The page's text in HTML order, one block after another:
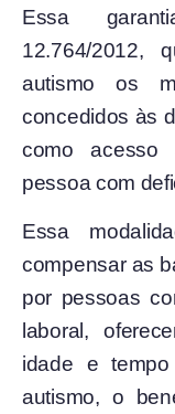
Essa
12.764/2012,
autismo os
concedidos às
como acesso
pessoa com
Essa
compensar as
por pessoas
laboral,
idade e
autismo, o